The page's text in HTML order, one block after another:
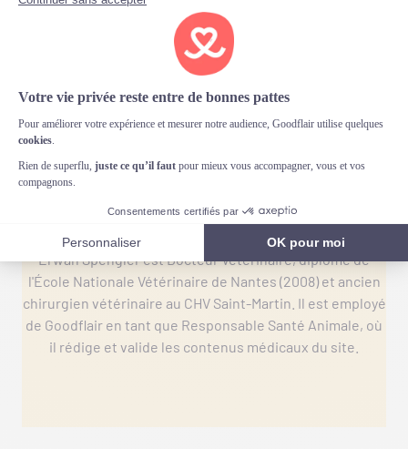
Erwan Spengler
Erwan Spengler est Docteur Vétérinaire, diplômé de
l'École Nationale Vétérinaire de Nantes (2008) et ancien
chirurgien vétérinaire au CHV Saint-Martin. Il est employé
de Goodflair en tant que Responsable Santé Animale, où
il rédige et valide les contenus médicaux du site.